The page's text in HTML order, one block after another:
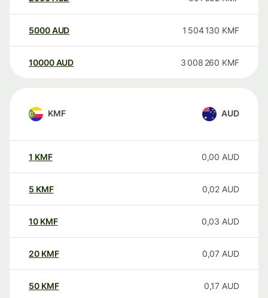
5000AUD 1 504 130 KMF
10000 AUD 3 008 260 KMF
KMF AUD
1 KMF 0,00 AUD
5 KMF 0,02 AUD
10 KMF 0,03 AUD
20 KMF 0,07 AUD
50 KMF 0,17 AUD